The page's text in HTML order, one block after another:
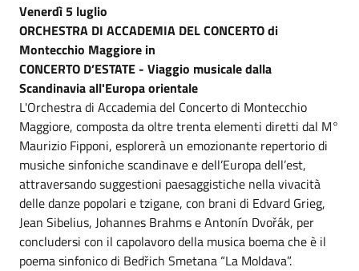
Venerdì 5 luglio
ORCHESTRA DI ACCADEMIA DEL CONCERTO di
Montecchio Maggiore in
CONCERTO D’ESTATE - Viaggio musicale dalla
Scandinavia all'Europa orientale
L'Orchestra di Accademia del Concerto di Montecchio
Maggiore, composta da oltre trenta elementi diretti dal M°
Maurizio Fipponi, esplorerà un emozionante repertorio di
musiche sinfoniche scandinave e dell’Europa dell’est,
attraversando suggestioni paesaggistiche nella vivacità
delle danze popolari e tzigane, con brani di Edvard Grieg,
Jean Sibelius, Johannes Brahms e Antonín Dvořák, per
concludersi con il capolavoro della musica boema che è il
poema sinfonico di Bedřich Smetana “La Moldava”.